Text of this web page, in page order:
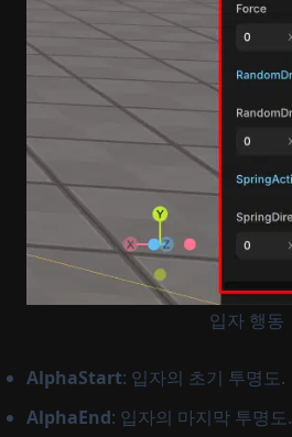
입자 행동
AlphaStart: 입자의 초기 투명도.
AlphaEnd: 입자의 마지막 투명도.